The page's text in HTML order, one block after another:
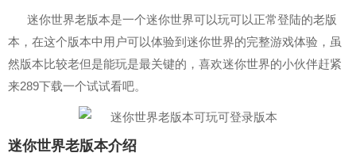
迷你世界老版本是一个迷你世界可以玩可以正常登陆的老版
本，在这个版本中用户可以体验到迷你世界的完整游戏体验，虽
然版本比较老但是能玩是最关键的，喜欢迷你世界的小伙伴赶紧
来289下载一个试试看吧。
迷你世界老版本介绍